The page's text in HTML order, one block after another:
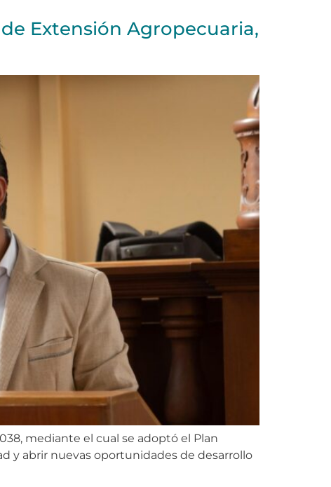
Extensión Agropecuaria,
mediante el cual se adoptó el Plan
y abrir nuevas oportunidades de desarrollo